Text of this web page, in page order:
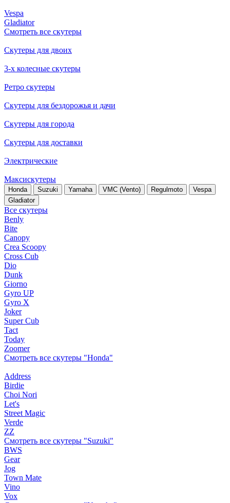
Vespa
Gladiator
Смотреть все скутеры
Скутеры для двоих
3-х колесные скутеры
Ретро скутеры
Скутеры для бездорожья и дачи
Скутеры для города
Скутеры для доставки
Электрические
Максискутеры
Honda Suzuki Yamaha VMC (Vento) Regulmoto
Vespa
Gladiator
Все скутеры
Benly
Bite
Canopy
Crea Scoopy
Cross Cub
Dio
Dunk
Giorno
Gyro UP
Gyro X
Joker
Super Cub
Tact
Today
Zoomer
Смотреть все скутеры "Honda"
Address
Birdie
Choi Nori
Let's
Street Magic
Verde
ZZ
Смотреть все скутеры "Suzuki"
BWS
Gear
Jog
Town Mate
Vino
Vox